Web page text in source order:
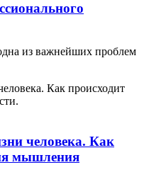
из важнейших проблем
человека. Как
мышления